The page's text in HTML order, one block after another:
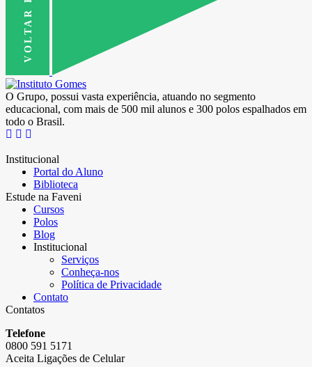
O Grupo, possui vasta experiência, atuando no segmento
educacional, com mais de 500 mil alunos e 300 polos espalhados em
todo o Brasil.
Institucional
Portal do Aluno
Biblioteca
Estude na Faveni
Cursos
Polos
Blog
Institucional
Serviços
Conheça-nos
Política de Privacidade
Contato
Contatos
Telefone
0800 591 5171
Aceita Ligações de Celular